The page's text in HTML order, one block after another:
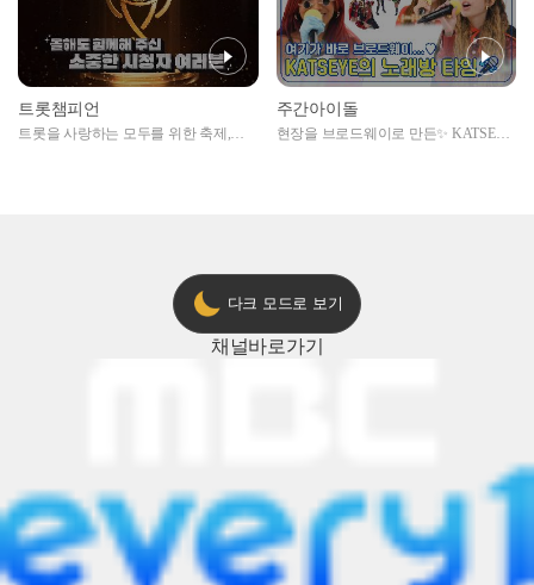
트롯챔피언
트롯을 사랑하는 모두를 위한 축제,
주간아이돌
현장을 브로드웨이로 만든✨ KATSEYE
다크 모드로 보기
채널바로가기